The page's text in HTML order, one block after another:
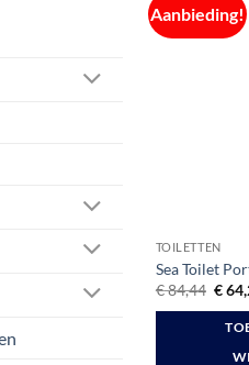
Aanbieding!
TOILETTEN
Sea Toilet
€84,44
prijs
was:
€
€